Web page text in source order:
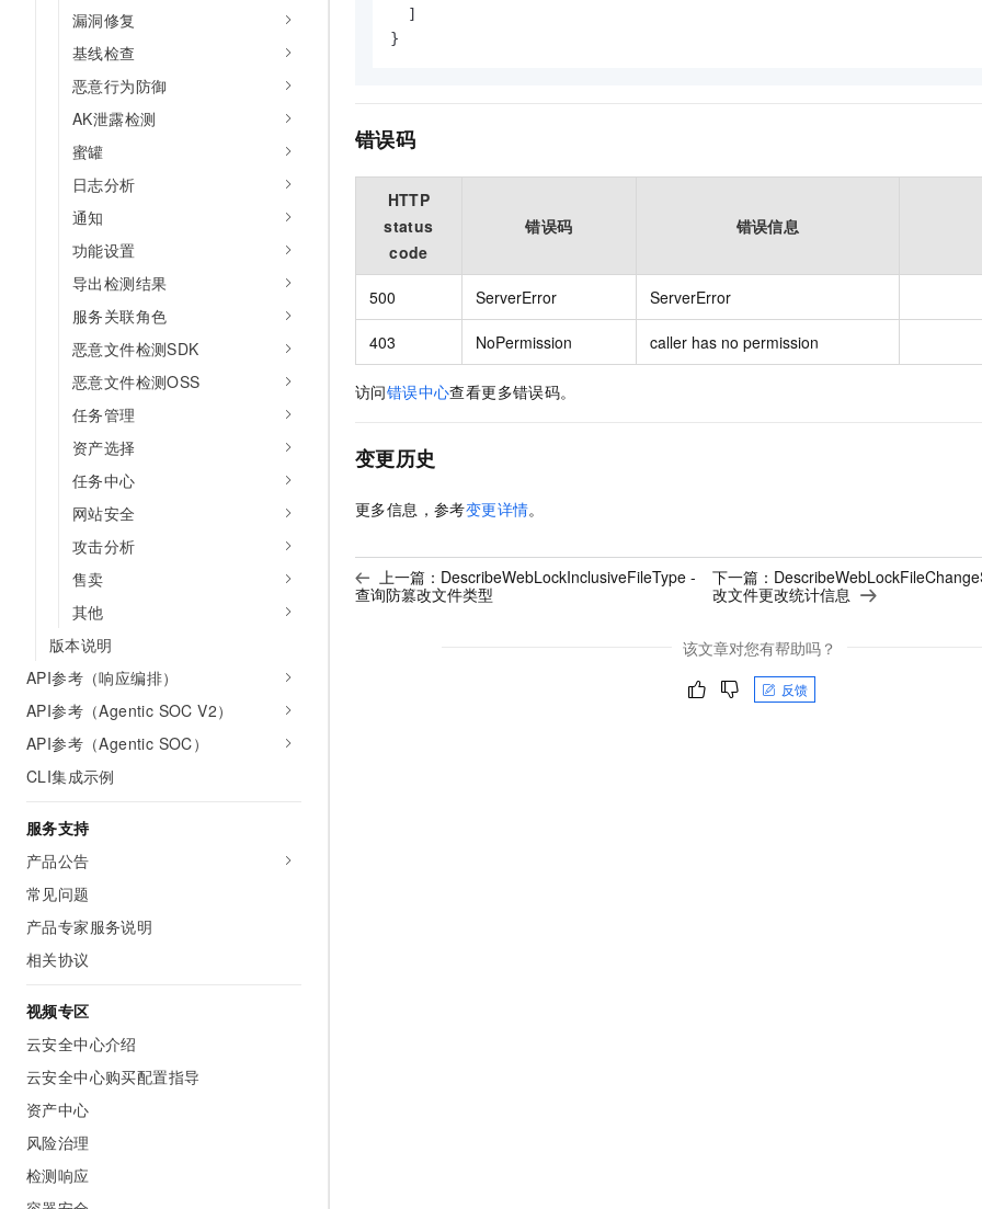
漏洞修复
基线检查
恶意行为防御
AK泄露检测
蜜罐
日志分析
通知
功能设置
导出检测结果
服务关联角色
恶意文件检测SDK
恶意文件检测OSS
任务管理
资产选择
任务中心
网站安全
攻击分析
售卖
其他
版本说明
API参考（响应编排）
API参考（Agentic SOC V2）
API参考（Agentic SOC）
CLI集成示例
服务支持
产品公告
常见问题
产品专家服务说明
相关协议
视频专区
云安全中心介绍
云安全中心购买配置指导
资产中心
风险治理
检测响应
]
}
错误码
HTTP
status
code
错误码 错误信息
500 ServerError ServerError
403 NoPermission caller has no permission
访问错误中心查看更多错误码。
变更历史
更多信息，参考变更详情。
上一篇： DescribeWebLockInclusiveFileType -
查询防篡改文件类型
下一篇：
改文件更改统计信息
该文章对您有帮助吗？
反馈